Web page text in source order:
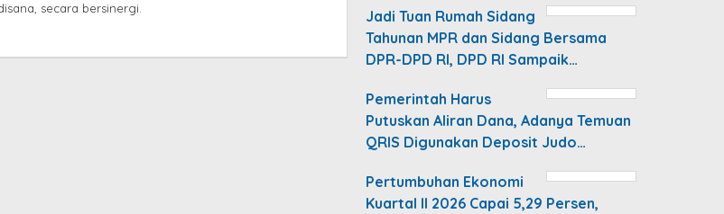
secara bersinergi.
Jadi Tuan Rumah Sidang
Tahunan MPR dan Sidang Bersama
DPR-DPD RI, DPD RI Sampaik…
Pemerintah Harus
Putuskan Aliran Dana, Adanya Temuan
QRIS Digunakan Deposit Judo…
Pertumbuhan Ekonomi
Kuartal II 2026 Capai 5,29 Persen,